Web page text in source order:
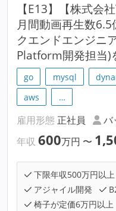
【E13】【株式会
月間動画再生数
クエンドエンジニ
Platform開発担当)
go mysql
aws
…
雇用形態 正社員 バ
年収 600万円 〜
下限年収500万円以上
アジャイル開発
椅子が定価6万円以上